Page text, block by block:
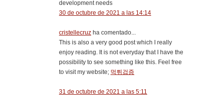
development needs
30 de octubre de 2021 a las 14:14
cristellecruz ha comentado...
This is also a very good post which I really
enjoy reading. It is not everyday that I have the
possibility to see something like this. Feel free
to visit my website; 먹튀검증
31 de octubre de 2021 a las 5:11